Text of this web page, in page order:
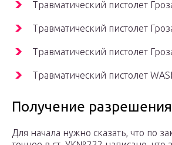
Травматический пистолет
Травматический пистолет
Травматический пистолет
Травматический пистолет
Получение разрешения
Для начала нужно сказать, что по